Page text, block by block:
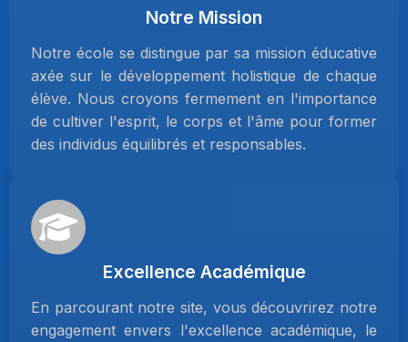
Notre Mission
Notre école se distingue par sa mission éducative
axée sur le développement holistique de chaque
élève. Nous croyons fermement en l'importance
de cultiver l'esprit, le corps et l'âme pour former
des individus équilibrés et responsables.
Excellence Académique
En parcourant notre site, vous découvrirez notre
engagement envers l'excellence académique, le